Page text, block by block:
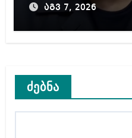
დაწყებულ
აგვ 7, 2026
ძებნა